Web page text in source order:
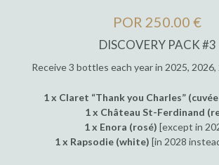
POR 250.00 €
DISCOVERY PACK #3
Receive 3 bottles each year in 2025,
1 x Claret “Thank you Charles”
1 x Château St-Ferdinand
1 x Enora (rosé) [except in
1 x Rapsodie (white) [in 2028